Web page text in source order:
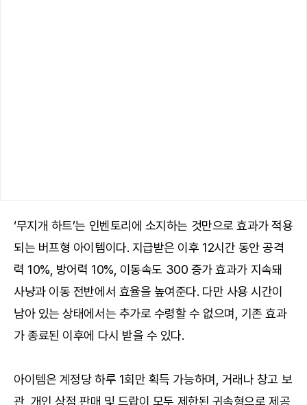
‘무지개 하트’는 인벤토리에 소지하는 것만으로 효과가 적용
되는 버프형 아이템이다. 지급받은 이후 12시간 동안 공격
력 10%, 방어력 10%, 이동속도 300 증가 효과가 지속돼
사냥과 이동 전반에서 효율을 높여준다. 다만 사용 시간이
남아 있는 상태에서는 추가로 수령할 수 없으며, 기존 효과
가 종료된 이후에 다시 받을 수 있다.
아이템은 계정당 하루 1회만 획득 가능하며, 거래나 창고 보
관, 개인 상점 판매 및 드랍이 모두 제한된 귀속형으로 제공